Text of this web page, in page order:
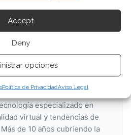
Accept
Deny
opciones
Política de PrivacidadAviso Legal
Torres Díaz
especializado en
virtual y tendencias de
de 10 años cubriendo la